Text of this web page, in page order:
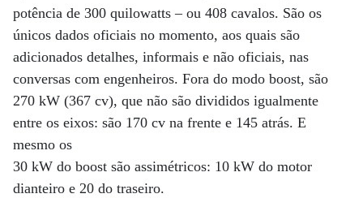
potência de 300 quilowatts – ou 408 cavalos. São os
únicos dados oficiais no momento, aos quais são
adicionados detalhes, informais e não oficiais, nas
conversas com engenheiros. Fora do modo boost, são
270 kW (367 cv), que não são divididos igualmente
entre os eixos: são 170 cv na frente e 145 atrás. E
mesmo os
30 kW do boost são assimétricos: 10 kW do motor
dianteiro e 20 do traseiro.